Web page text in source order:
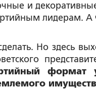
и
лидерам. А
Но здесь
формат